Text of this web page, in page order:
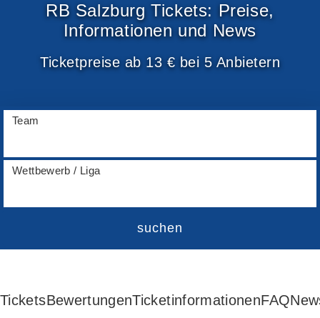
RB Salzburg Tickets: Preise,
Informationen und News
Ticketpreise ab 13 € bei 5 Anbietern
Team
Wettbewerb / Liga
suchen
TicketsBewertungenTicketinformationenFAQ